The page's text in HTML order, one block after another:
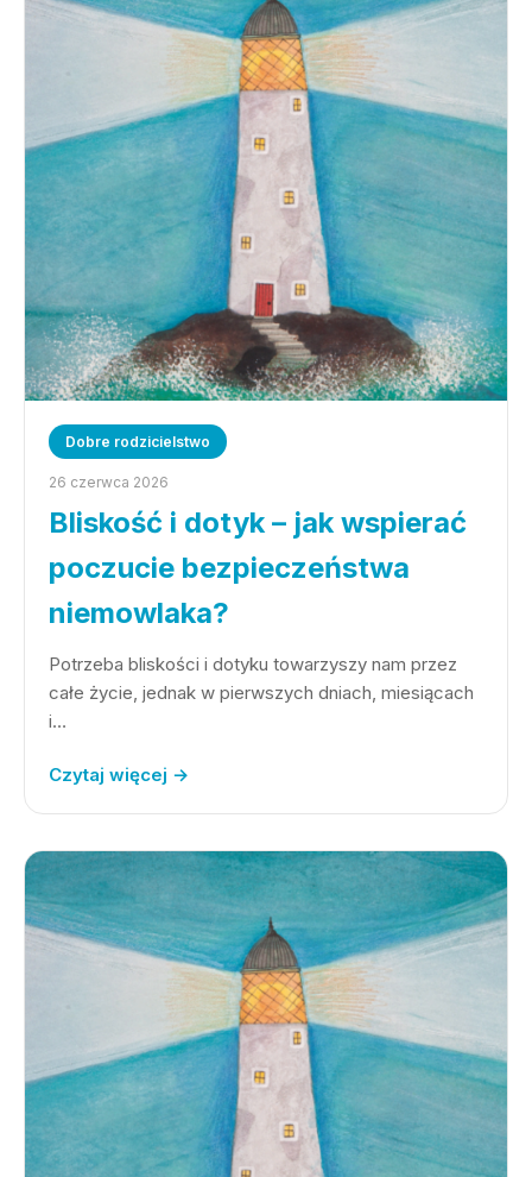
Dobre rodzicielstwo
26 czerwca 2026
Bliskość i dotyk – jak wspierać
poczucie bezpieczeństwa
niemowlaka?
Potrzeba bliskości i dotyku towarzyszy nam przez
całe życie, jednak w pierwszych dniach, miesiącach
i…
Czytaj więcej →